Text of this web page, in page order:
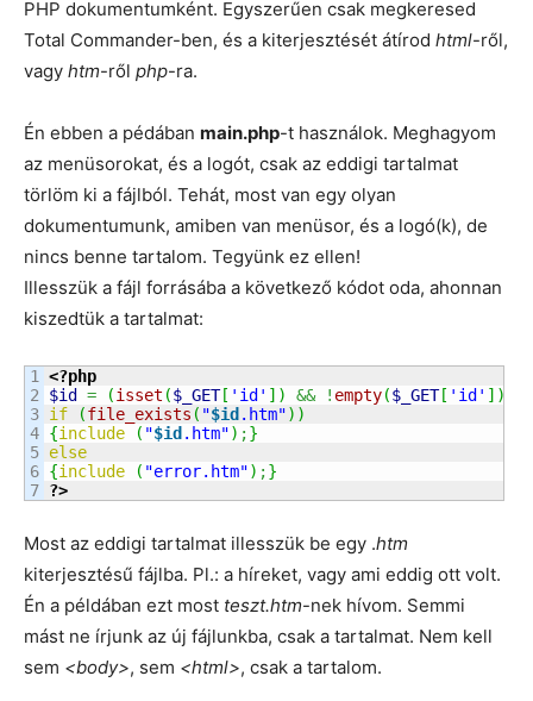
PHP dokumentumként. Egyszerűen csak megkeresed
Total Commander-ben, és a kiterjesztését átírod html-ről,
vagy htm-ről php-ra.
Én ebben a pédában main.php-t használok. Meghagyom
az menüsorokat, és a logót, csak az eddigi tartalmat
törlöm ki a fájlból. Tehát, most van egy olyan
dokumentumunk, amiben van menüsor, és a logó(k), de
nincs benne tartalom. Tegyünk ez ellen!
Illesszük a fájl forrásába a következő kódot oda, ahonnan
kiszedtük a tartalmat:
1
2
3
4
5
6
<?php
$id
= (isset ($_GET[ 'id' ] ) && ! empty($_GET[ 'id' ] )
if
(file_exists ( "$id .htm") )
{include ( "$id .htm") ;}
else
{include ( "error.htm") ;}
?>
Most az eddigi tartalmat illesszük be egy .htm
kiterjesztésű fájlba. Pl.: a híreket, vagy ami eddig ott volt.
Én a példában ezt most teszt.htm-nek hívom. Semmi
mást ne írjunk az új fájlunkba, csak a tartalmat. Nem kell
sem <body>, sem <html>, csak a tartalom.